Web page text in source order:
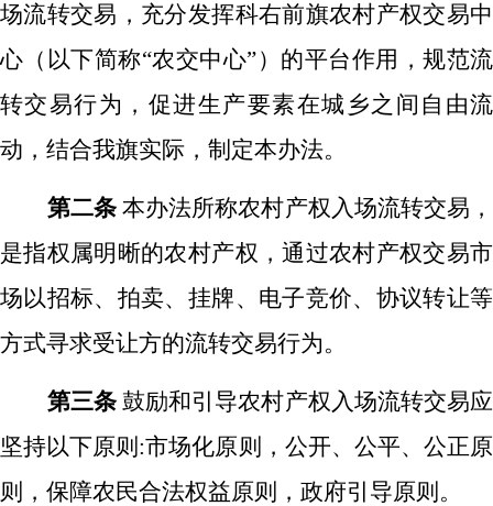
场流转交易，充分发挥科右前旗农村产权交易中
心（以下简称“农交中心”）的平台作用，规范流
转交易行为，促进生产要素在城乡之间自由流
动，结合我旗实际，制定本办法。
第二条 本办法所称农村产权入场流转交易，
是指权属明晰的农村产权，通过农村产权交易市
场以招标、拍卖、挂牌、电子竞价、协议转让等
方式寻求受让方的流转交易行为。
第三条 鼓励和引导农村产权入场流转交易应
坚持以下原则 :市场化原则，公开、公平、公正原
则，保障农民合法权益原则，政府引导原则。